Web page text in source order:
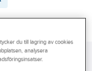
Färg, övrigt
du till lagring av cookies
analysera